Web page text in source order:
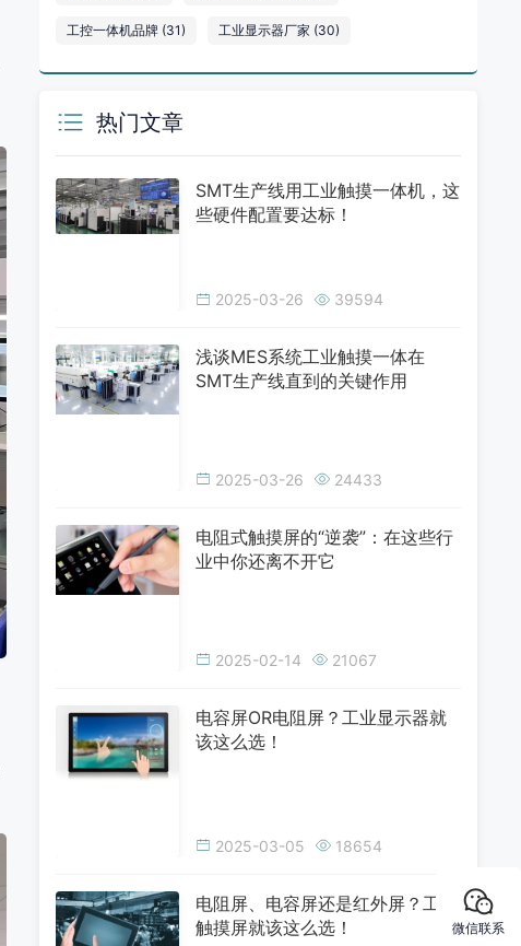
工控一体机品牌(31) 工业显示器厂家 (30)
热门文章
SMT生产线用工业触摸一体机，这
些硬件配置要达标！
2025-03-26 39594
浅谈MES系统工业触摸一体在
SMT生产线直到的关键作用
2025-03-26 24433
电阻式触摸屏的“逆袭”：在这些行
业中你还离不开它
2025-02-14 21067
电容屏OR电阻屏？工业显示器就
该这么选！
2025-03-05 18654
电阻屏、电容屏还是红外屏？工业
触摸屏就该这么选！
微信联系